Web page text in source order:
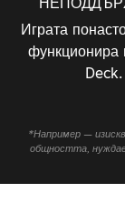
Играта
функционира
Deck.
*Например —
общността, нуждае